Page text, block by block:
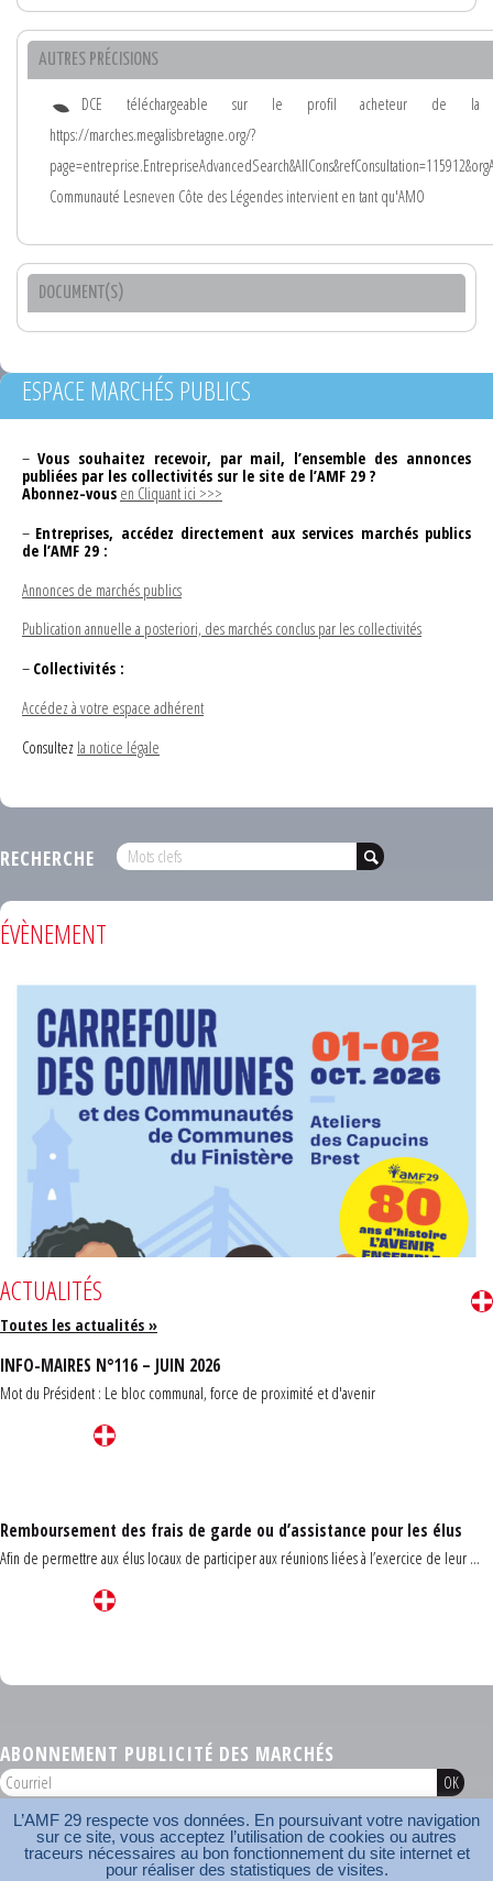
AUTRES PRÉCISIONS
DCE téléchargeable sur le profil acheteur de
https://marches.megalisbretagne.org/?
Communauté Lesneven Côte des Légendes intervient en tant qu'AMO
DOCUMENT(S)
ESPACE MARCHÉS PUBLICS
– Vous souhaitez recevoir, par mail, l’ensemble des annonces
publiées par les collectivités sur le site de l’AMF 29 ?
Abonnez-vous en Cliquant ici >>>
– Entreprises, accédez directement aux services marchés publics
de l’AMF 29 :
Annonces de marchés publics
Publication annuelle a posteriori, des marchés conclus par les collectivités
– Collectivités :
Accédez à votre espace adhérent
Consultez la notice légale
RECHERCHE
ÉVÈNEMENT
ACTUALITÉS
Toutes les actualités »
INFO-MAIRES N°116 – JUIN 2026
Mot du Président : Le bloc communal, force de proximité et d'avenir
Remboursement des frais de garde ou d’assistance pour les élus
Afin de permettre aux élus locaux de participer aux réunions liées à l’exercice de leur ...
ABONNEMENT PUBLICITÉ DES MARCHÉS
AMF 29 © 2026
Plan du site Nos coordonnées Mentions légales
Contact
L’AMF 29 respecte vos données. En poursuivant votre navigation
sur ce site, vous acceptez l’utilisation de cookies ou autres
traceurs nécessaires au bon fonctionnement du site internet et
pour réaliser des statistiques de visites.